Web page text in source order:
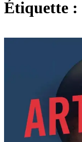
Étiquette :